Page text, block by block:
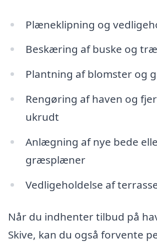
Plæneklipning og
Beskæring af buske og
Plantning af blomster og
Rengøring af haven og
ukrudt
Anlægning af nye bede
græsplæner
Vedligeholdelse af
Når du indhenter tilbud på
Skive, kan du også forvente